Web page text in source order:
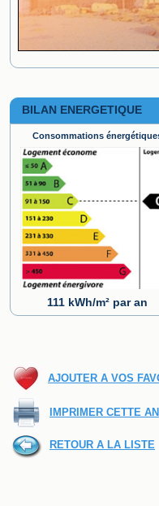
BILAN ENERGETIQUE
Consommations
111 kWh/m² par an
AJOUTER A VOS
IMPRIMER CETTE
RETOUR A LA LISTE